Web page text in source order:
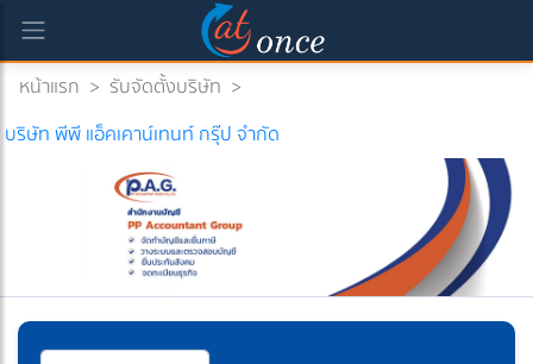
หน้าแรก > รับจัดตั้งบริษัท >
บริษัท พีพี แอ็คเคาน์เทนท์ กรุ๊ป จำกัด